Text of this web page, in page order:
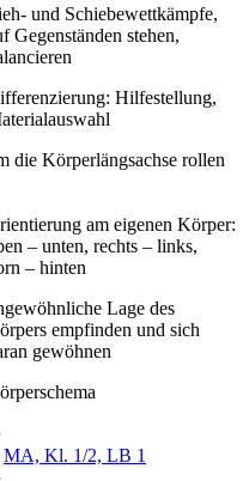
und Schiebewettkämpfe,
Gegenständen stehen,
Hilfestellung,
die Körperlängsachse rollen
am eigenen Körper:
– unten, rechts – links,
– hinten
Lage des
empfinden und sich
gewöhnen
MA, Kl. 1/2, LB 1